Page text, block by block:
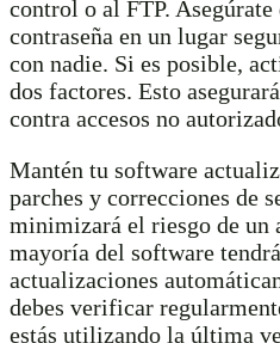
control o al FTP. Asegúrate
contraseña en un lugar
con nadie. Si es posible,
dos factores. Esto
contra accesos no
Mantén tu software
parches y correcciones de
minimizará el riesgo de un
mayoría del software
actualizaciones
debes verificar
estás utilizando la última